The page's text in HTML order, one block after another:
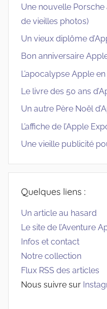
Une nouvelle Porsche
de vieilles photos)
Un vieux diplôme
Bon anniversaire
L’apocalypse Apple en
Le livre des 50 ans
Un autre Père Noël
L’affiche de l’Apple
Une vieille publicité
Quelques liens :
Un article au hasard
Le site de l’Aventure
Infos et contact
Notre collection
Flux RSS des articles
Nous suivre sur